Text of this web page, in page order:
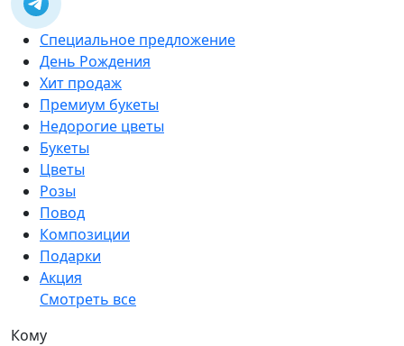
Специальное предложение
День Рождения
Хит продаж
Премиум букеты
Недорогие цветы
Букеты
Цветы
Розы
Повод
Композиции
Подарки
Акция
Смотреть все
Кому